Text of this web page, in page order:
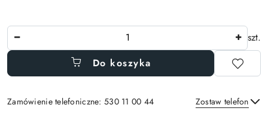
Ilość
szt.
Do koszyka
Zamówienie telefoniczne: 530 11 00 44 Zostaw telefon